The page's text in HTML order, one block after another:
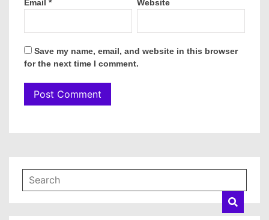
Email * Website
Save my name, email, and website in this browser
for the next time I comment.